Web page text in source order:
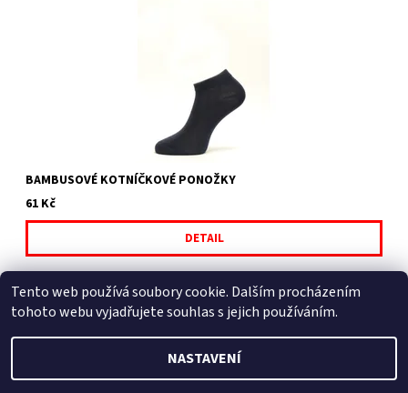
BAMBUSOVÉ KOTNÍČKOVÉ PONOŽKY
61 Kč
DETAIL
2026 © fusekle.cz, všechna práva vyhrazena
Tento web používá soubory cookie. Dalším procházením
tohoto webu vyjadřujete souhlas s jejich používáním.
NASTAVENÍ